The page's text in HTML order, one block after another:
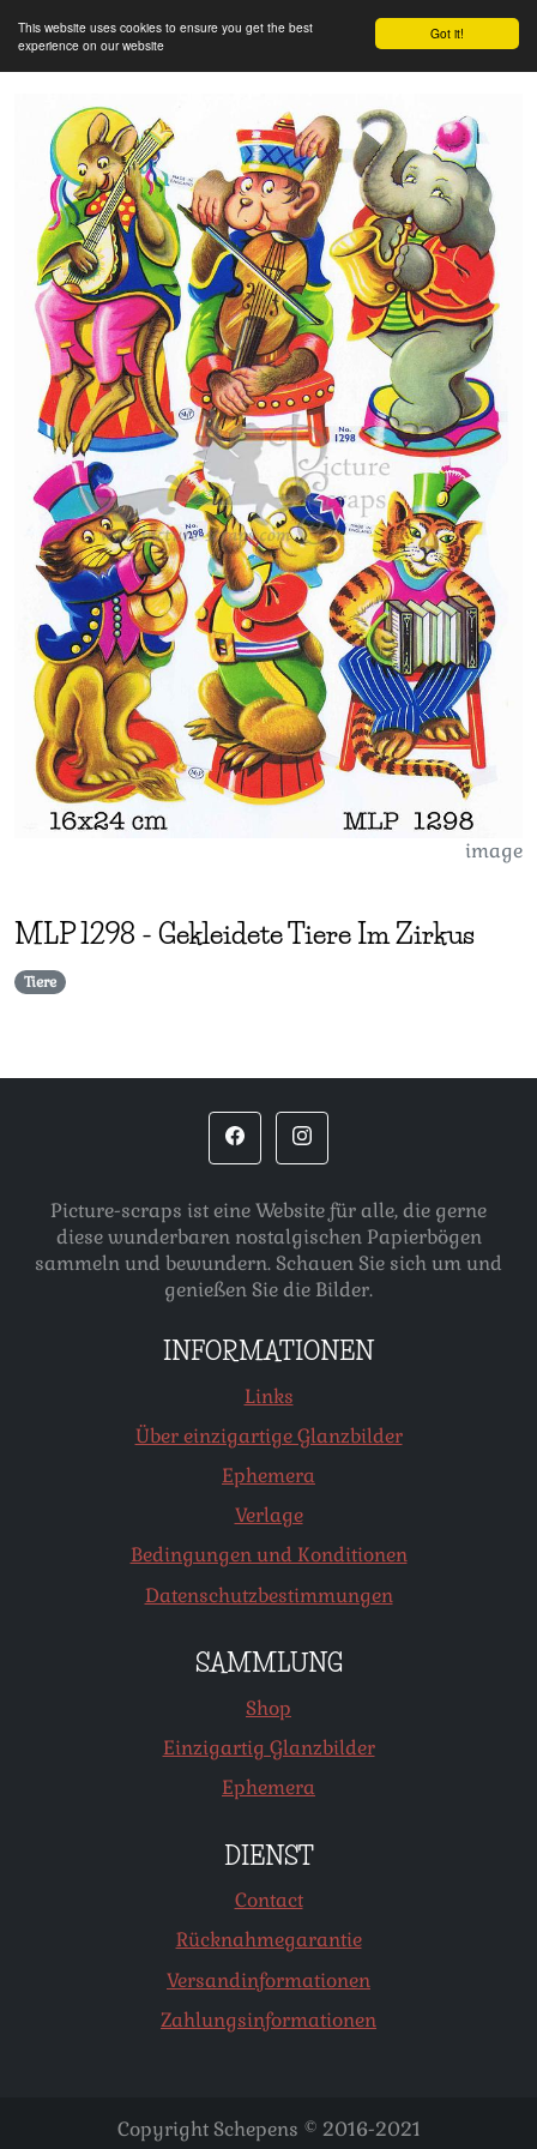
Got it!
This website uses cookies to ensure you get the best
experience on our website
image
MLP1298 - Gekleidete Tiere Im Zirkus
Tiere
Picture-scraps ist eine Website für alle, die gerne
diese wunderbaren nostalgischen Papierbögen
sammeln und bewundern. Schauen Sie sich um und
genießen Sie die Bilder.
INFORMATIONEN
Links
Über einzigartige Glanzbilder
Ephemera
Verlage
Bedingungen und Konditionen
Datenschutzbestimmungen
SAMMLUNG
Shop
Einzigartig Glanzbilder
Ephemera
DIENST
Contact
Rücknahmegarantie
Versandinformationen
Zahlungsinformationen
Copyright Schepens © 2016-2021